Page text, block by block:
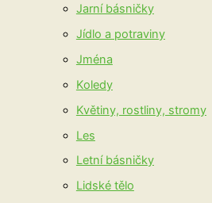
Jarní básničky
Jídlo a potraviny
Jména
Koledy
Květiny, rostliny, stromy
Les
Letní básničky
Lidské tělo